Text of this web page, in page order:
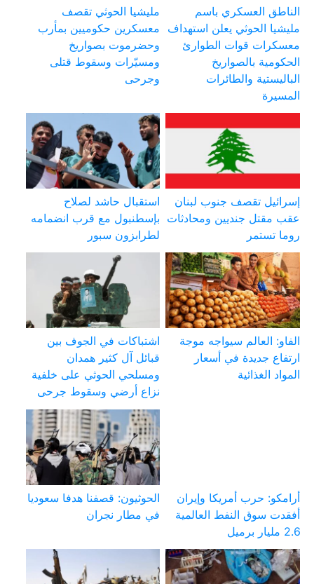
الناطق العسكري باسم
مليشيا الحوثي يعلن استهداف
معسكرات قوات الطوارئ
الحكومية بالصواريخ
الباليستية والطائرات
المسيرة
مليشيا الحوثي تقصف
معسكرين حكوميين بمأرب
وحضرموت بصواريخ
ومسيّرات وسقوط قتلى
وجرحى
إسرائيل تقصف جنوب لبنان
عقب مقتل جنديين ومحادثات
روما تستمر
استقبال حاشد لصلاح
بإسطنبول مع قرب انضمامه
لطرابزون سبور
الفاو: العالم سيواجه موجة
ارتفاع جديدة في أسعار
المواد الغذائية
اشتباكات في الجوف بين
قبائل آل كثير همدان
ومسلحي الحوثي على خلفية
نزاع أرضي وسقوط جرحى
أرامكو: حرب أمريكا وإيران
أفقدت سوق النفط العالمية
2.6 مليار برميل
الحوثيون: قصفنا هدفا سعوديا
في مطار نجران